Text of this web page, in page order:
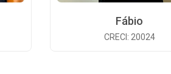
Fábio
CRECI: 20024